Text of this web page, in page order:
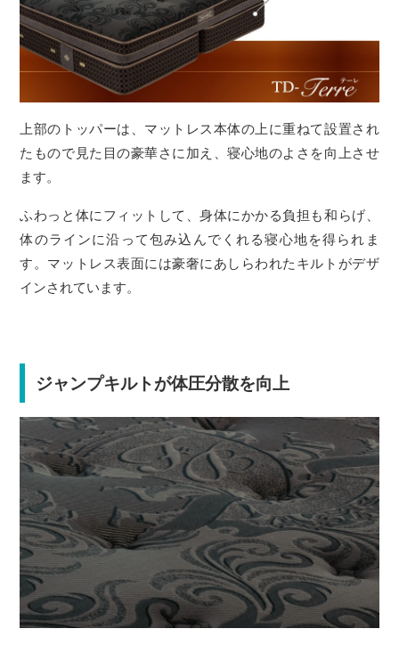
上部のトッパーは、マットレス本体の上に重ねて設置され
たもので見た目の豪華さに加え、寝心地のよさを向上させ
ます。
ふわっと体にフィットして、身体にかかる負担も和らげ、
体のラインに沿って包み込んでくれる寝心地を得られま
す。マットレス表面には豪奢にあしらわれたキルトがデザ
インされています。
ジャンプキルトが体圧分散を向上